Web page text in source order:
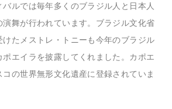
ルでは毎年多くのブラジル人と日本人
演舞が行われています。ブラジル文化省
たメストレ・トニーも今年のブラジル
ポエイラを披露してくれました。カポエ
の世界無形文化遺産に登録されていま